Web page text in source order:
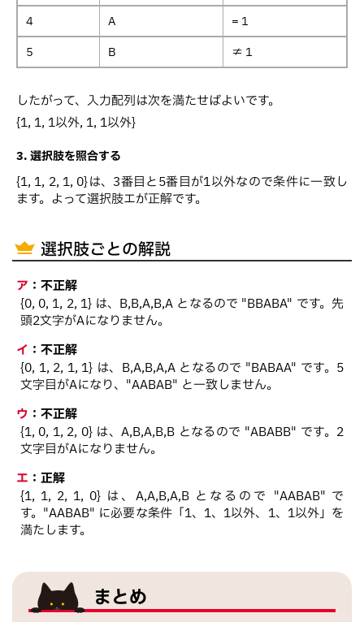
4
A
= 1
5
B ≠ 1
したがって、入力配列は次を満たせばよいです。
{1, 1, 1以外, 1, 1以外}
3. 選択肢を照合する
{1, 1, 2, 1, 0}は、3番目と5番目が1以外なので条件に一致し
ます。よって選択肢エが正解です。
選択肢ごとの解説
ア ： 不正解
{0, 0, 1, 2, 1} は、B,B,A,B,A となるので "BBABA" です。先
頭2文字がAになりません。
イ ： 不正解
{0, 1, 2, 1, 1} は、B,A,B,A,A となるので "BABAA" です。5
文字目がAになり、"AABAB" と一致しません。
ウ ： 不正解
{1, 0, 1, 2, 0} は、A,B,A,B,B となるので "ABABB" です。2
文字目がAになりません。
エ ： 正解
{1, 1, 2, 1, 0} は、A,A,B,A,B となるので "AABAB" で
す。"AABAB" に必要な条件「1、1、1以外、1、1以外」を
満たします。
まとめ